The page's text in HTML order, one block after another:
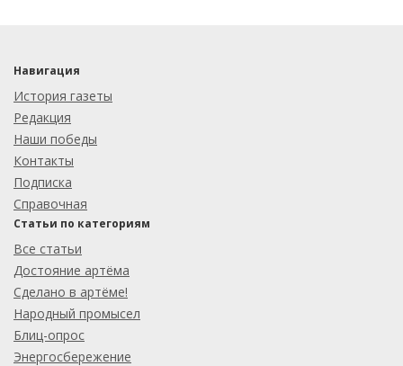
Навигация
История газеты
Редакция
Наши победы
Контакты
Подписка
Справочная
Статьи по категориям
Все статьи
Достояние артёма
Сделано в артёме!
Народный промысел
Блиц-опрос
Энергосбережение